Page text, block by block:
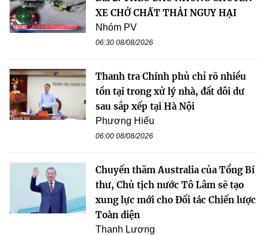
XE CHỞ CHẤT THẢI NGUY HẠI
Nhóm PV
06:30 08/08/2026
Thanh tra Chính phủ chỉ rõ nhiều
tồn tại trong xử lý nhà, đất dôi dư
sau sắp xếp tại Hà Nội
Phương Hiếu
06:00 08/08/2026
Chuyến thăm Australia của Tổng Bí
thư, Chủ tịch nước Tô Lâm sẽ tạo
xung lực mới cho Đối tác Chiến lược
Toàn diện
Thanh Lương